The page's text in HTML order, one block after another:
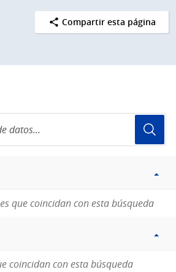
Compartir esta página
que coincidan con esta búsqueda
coincidan con esta búsqueda